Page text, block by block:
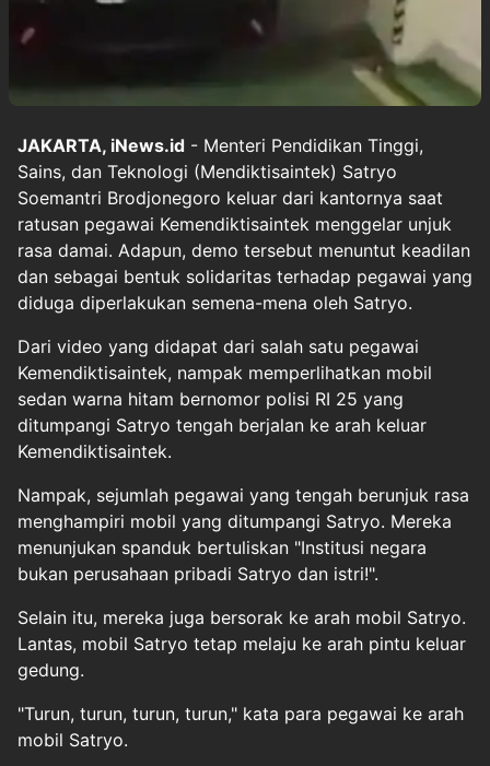
JAKARTA, iNews.id - Menteri Pendidikan Tinggi,
Sains, dan Teknologi (Mendiktisaintek) Satryo
Soemantri Brodjonegoro keluar dari kantornya saat
ratusan pegawai Kemendiktisaintek menggelar unjuk
rasa damai. Adapun, demo tersebut menuntut keadilan
dan sebagai bentuk solidaritas terhadap pegawai yang
diduga diperlakukan semena-mena oleh Satryo.
Dari video yang didapat dari salah satu pegawai
Kemendiktisaintek, nampak memperlihatkan mobil
sedan warna hitam bernomor polisi RI 25 yang
ditumpangi Satryo tengah berjalan ke arah keluar
Kemendiktisaintek.
Nampak, sejumlah pegawai yang tengah berunjuk rasa
menghampiri mobil yang ditumpangi Satryo. Mereka
menunjukan spanduk bertuliskan "Institusi negara
bukan perusahaan pribadi Satryo dan istri!".
Selain itu, mereka juga bersorak ke arah mobil Satryo.
Lantas, mobil Satryo tetap melaju ke arah pintu keluar
gedung.
"Turun, turun, turun, turun," kata para pegawai ke arah
mobil Satryo.